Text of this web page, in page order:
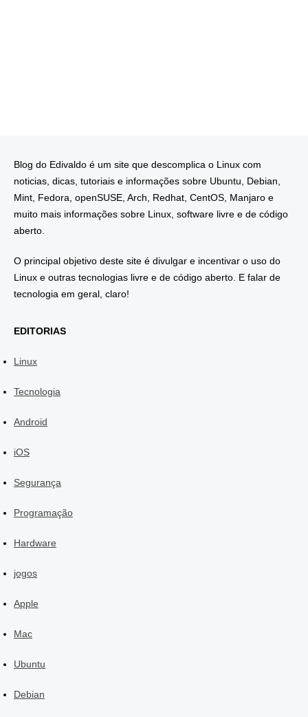
Blog do Edivaldo é um site que descomplica o Linux com
noticias, dicas, tutoriais e informações sobre Ubuntu, Debian,
Mint, Fedora, openSUSE, Arch, Redhat, CentOS, Manjaro e
muito mais informações sobre Linux, software livre e de código
aberto.
O principal objetivo deste site é divulgar e incentivar o uso do
Linux e outras tecnologias livre e de código aberto. E falar de
tecnologia em geral, claro!
EDITORIAS
Linux
Tecnologia
Android
iOS
Segurança
Programação
Hardware
jogos
Apple
Mac
Ubuntu
Debian